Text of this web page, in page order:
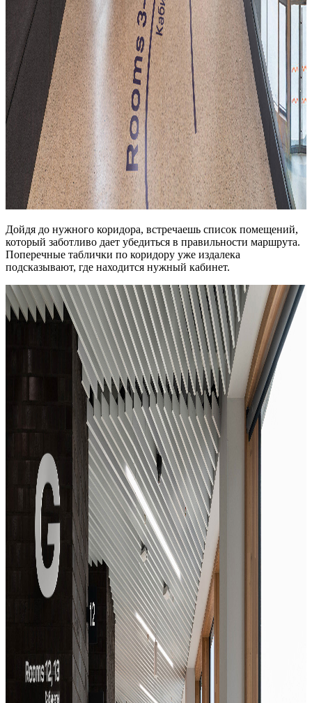
Дойдя до нужного коридора, встречаешь список помещений,
который заботливо дает убедиться в правильности маршрута.
Поперечные таблички по коридору уже издалека
подсказывают, где находится нужный кабинет.